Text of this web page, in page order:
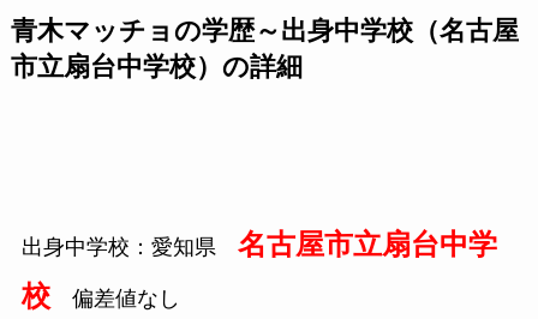
青木マッチョの学歴～出身中学校（名古屋
市立扇台中学校）の詳細
出身中学校：愛知県 名古屋市立扇台中学
校偏差値なし